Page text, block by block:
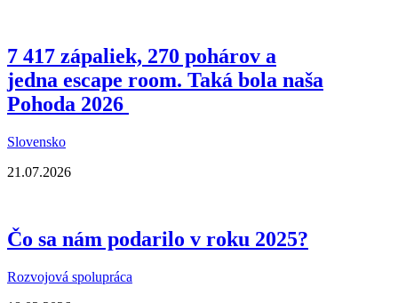
7 417 zápaliek, 270 pohárov a
jedna escape room. Taká bola naša
Pohoda 2026
Slovensko
21.07.2026
Čo sa nám podarilo v roku 2025?
Rozvojová spolupráca